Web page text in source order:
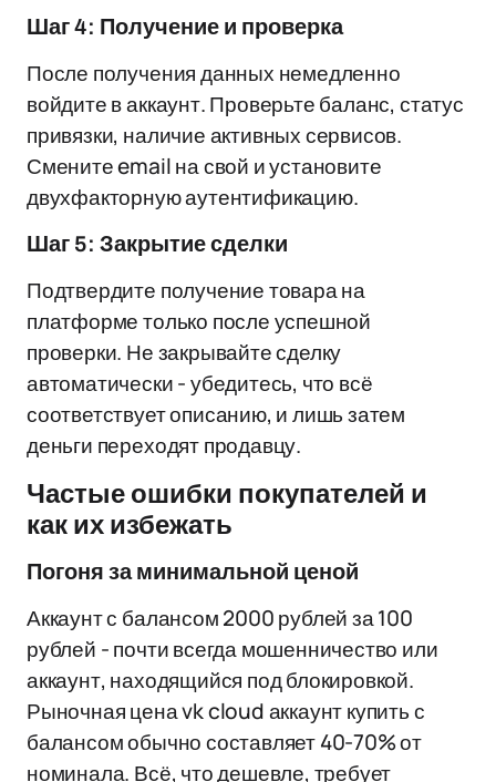
Шаг 4: Получение и проверка
После получения данных немедленно
войдите в аккаунт. Проверьте баланс, статус
привязки, наличие активных сервисов.
Смените email на свой и установите
двухфакторную аутентификацию.
Шаг 5: Закрытие сделки
Подтвердите получение товара на
платформе только после успешной
проверки. Не закрывайте сделку
автоматически - убедитесь, что всё
соответствует описанию, и лишь затем
деньги переходят продавцу.
Частые ошибки покупателей и
как их избежать
Погоня за минимальной ценой
Аккаунт с балансом 2000 рублей за 100
рублей - почти всегда мошенничество или
аккаунт, находящийся под блокировкой.
Рыночная цена vk cloud аккаунт купить с
балансом обычно составляет 40-70% от
номинала. Всё, что дешевле, требует